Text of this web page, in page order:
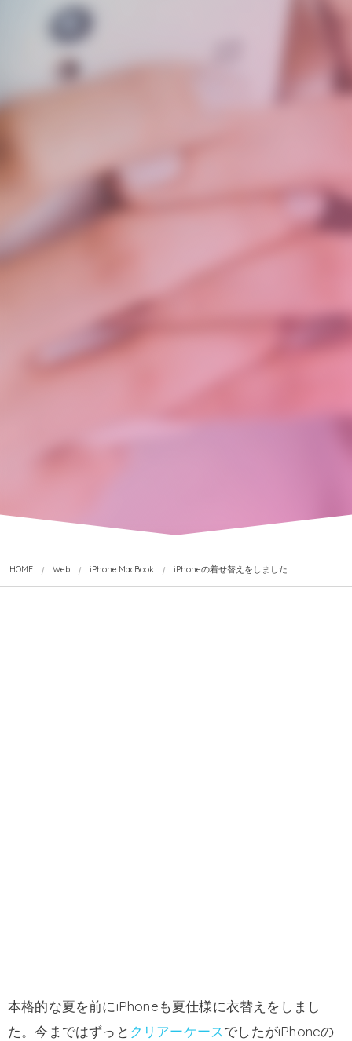
HOME Web iPhone.MacBook iPhoneの着せ替えをしました
本格的な夏を前にiPhoneも夏仕様に衣替えをしまし
た。今まではずっと クリアーケースでしたがiPhoneの